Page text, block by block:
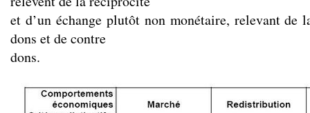
et d’un échange plutôt non monétaire, relevant de
dons et de contre
dons.